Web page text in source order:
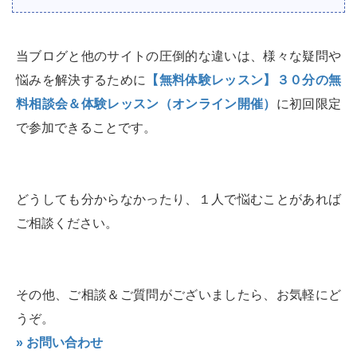
当ブログと他のサイトの圧倒的な違いは、様々な疑問や
悩みを解決するために
【無料体験レッスン】３０分の無
料相談会＆体験レッスン（オンライン開催） に初回限定
で参加できることです。
どうしても分からなかったり、１人で悩むことがあれば
ご相談ください。
その他、ご相談＆ご質問がございましたら、お気軽にど
うぞ。
» お問い合わせ